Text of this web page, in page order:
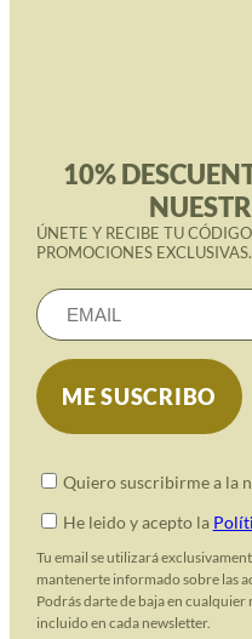
10%
ÚNETE Y RECIBE TU
PROMOCIONES
Quiero suscribirme a la
He leido y acepto la
Tu email se utilizará
mantenerte informado sobre las
Podrás darte de baja en cualquier
incluido en cada newsletter.